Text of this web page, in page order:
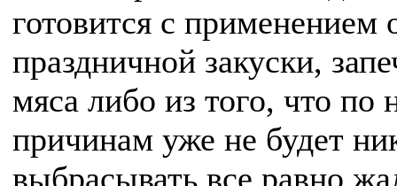
готовится с применением
праздничной закуски,
мяса либо из того, что по
причинам уже не будет
выбрасывать все равно